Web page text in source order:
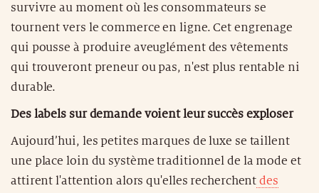
survivre au moment où les consommateurs se
tournent vers le commerce en ligne. Cet engrenage
qui pousse à produire aveuglément des vêtements
qui trouveront preneur ou pas, n'est plus rentable ni
durable.
Des labels sur demande voient leur succès exploser
Aujourd’hui, les petites marques de luxe se taillent
une place loin du système traditionnel de la mode et
attirent l'attention alors qu'elles recherchent des